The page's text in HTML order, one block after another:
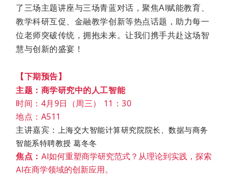
了三场主题讲座与三场青蓝对话，聚焦AI赋能教育、
教学科研互促、金融教学创新等热点话题，助力每一
位老师突破传统，拥抱未来。让我们携手共赴这场智
慧与创新的盛宴！
【下期预告】
主题 ：商学研究中的人工智能
时间：4月9日（周三） 11：30
地点：A511
主讲嘉宾：
上海交大智能计算研究院院长、数据与商务
智能系特聘教授 葛冬冬
焦点： AI如何重塑商学研究范式？从理论到实践，探索
AI在商学领域的创新应用。